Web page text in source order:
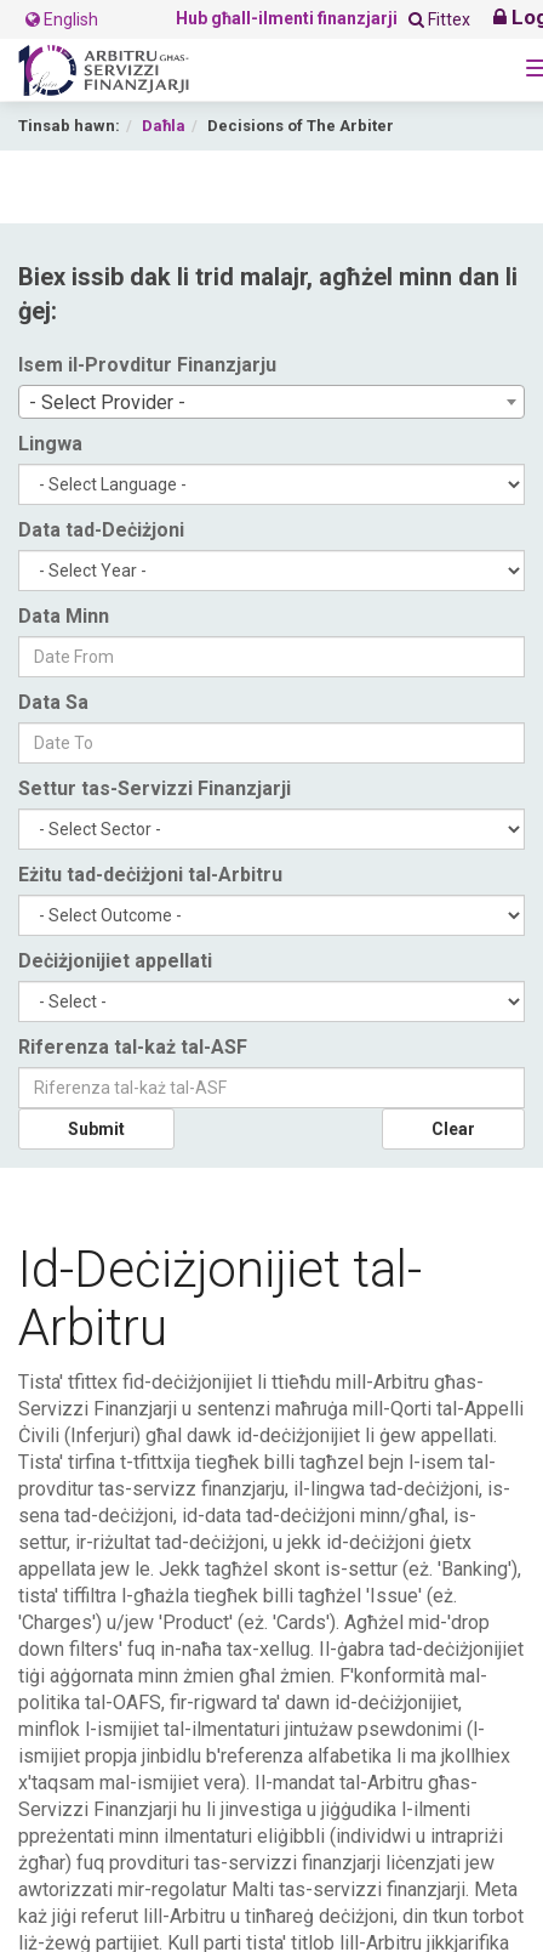
English Hub għall-ilmenti finanzjarji Fittex
Tinsab hawn: Daħla Decisions of The Arbiter
Biex issib dak li trid malajr, agħżel minn dan li
ġej:
Isem il-Provditur Finanzjarju
- Select Provider -
Lingwa
Data tad-Deċiżjoni
Data Minn
Data Sa
Settur tas-Servizzi Finanzjarji
Eżitu tad-deċiżjoni tal-Arbitru
Deċiżjonijiet appellati
Riferenza tal-każ tal-ASF
Submit Clear
Id-Deċiżjonijiet tal-
Arbitru
Tista' tfittex fid-deċiżjonijiet li ttieħdu mill-Arbitru għas-
Servizzi Finanzjarji u sentenzi maħruġa mill-Qorti tal-Appelli
Ċivili (Inferjuri) għal dawk id-deċiżjonijiet li ġew appellati.
Tista' tirfina t-tfittxija tiegħek billi tagħzel bejn l-isem tal-
provditur tas-servizz finanzjarju, il-lingwa tad-deċiżjoni, is-
sena tad-deċiżjoni, id-data tad-deċiżjoni minn/għal, is-
settur, ir-riżultat tad-deċiżjoni, u jekk id-deċiżjoni ġietx
appellata jew le. Jekk tagħżel skont is-settur (eż. 'Banking'),
tista' tiffiltra l-għażla tiegħek billi tagħżel 'Issue' (eż.
'Charges') u/jew 'Product' (eż. 'Cards'). Agħżel mid-'drop
down filters' fuq in-naħa tax-xellug. Il-ġabra tad-deċiżjonijiet
tiġi aġġornata minn żmien għal żmien. F'konformità mal-
politika tal-OAFS, fir-rigward ta' dawn id-deċiżjonijiet,
minflok l-ismijiet tal-ilmentaturi jintużaw psewdonimi (l-
ismijiet propja jinbidlu b'referenza alfabetika li ma jkollhiex
x'taqsam mal-ismijiet vera). Il-mandat tal-Arbitru għas-
Servizzi Finanzjarji hu li jinvestiga u jiġġudika l-ilmenti
ppreżentati minn ilmentaturi eliġibbli (individwi u intrapriżi
żgħar) fuq provdituri tas-servizzi finanzjarji liċenzjati jew
awtorizzati mir-regolatur Malti tas-servizzi finanzjarji. Meta
każ jiġi referut lill-Arbitru u tinħareġ deċiżjoni, din tkun torbot
liż-żewġ partijiet. Kull parti tista' titlob lill-Arbitru jikkjarifika